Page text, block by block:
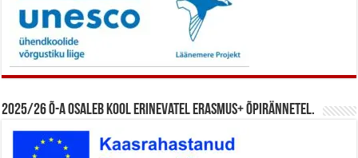
2025/26 õ-a osaleb kool erinevatel Erasmus+ õpirännetel.